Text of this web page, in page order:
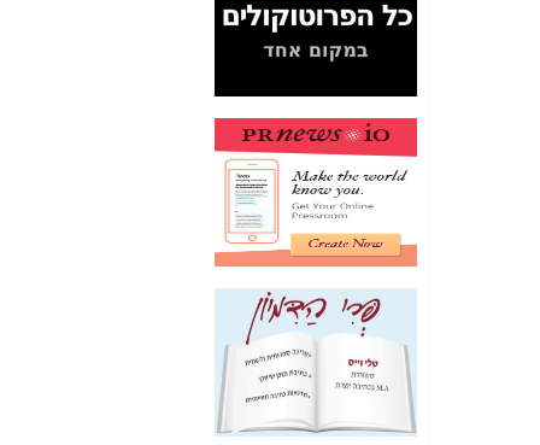
המוסתרים מהציבור:
האם ביבי כשר
תקשורת עזר לקב'
מה מקור ה-Fake
News שהביא לתפירת
תיק לביבי והעלמת
החשודים הנכונים -כאן
אחת הרגליים של "תיק
4000 התפור"
בניצחון (כפול) של בזק
כאן
איך כתבות מפנקות
הפכו לפתע לטובת
עבירת השוחד? -כאן